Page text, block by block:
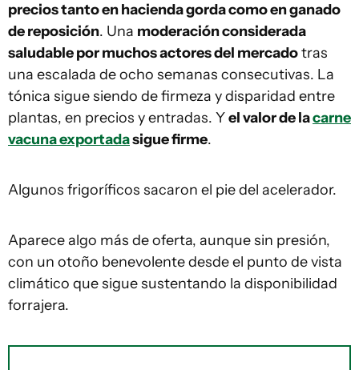
precios tanto en hacienda gorda como en ganado
de reposición. Una moderación considerada
saludable por muchos actores del mercadotras
una escalada de ocho semanas consecutivas. La
tónica sigue siendo de firmeza y disparidad entre
plantas, en precios y entradas. Yel valor de lacarne
vacuna exportadasigue firme.
Algunos frigoríficos sacaron el pie del acelerador.
Aparece algo más de oferta, aunque sin presión,
con un otoño benevolente desde el punto de vista
climático que sigue sustentando la disponibilidad
forrajera.